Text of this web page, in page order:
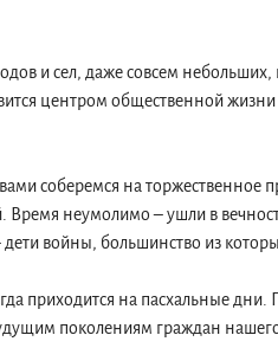
и сел, даже совсем небольших,
центром общественной
соберемся на торжественное
Время неумолимо – ушли в
войны, большинство из
приходится на пасхальные дни.
поколениям граждан